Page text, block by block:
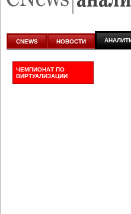
к аналитике
CNEWS НОВОСТИ
ЧЕМПИОНАТ ПО
ВИРТУАЛИЗАЦИИ